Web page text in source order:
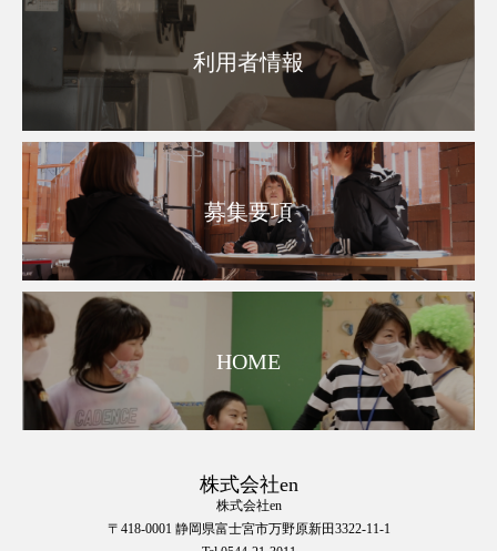
利用者情報
募集要項
HOME
株式会社en
株式会社en
〒418-0001 静岡県富士宮市万野原新田3322-11-1